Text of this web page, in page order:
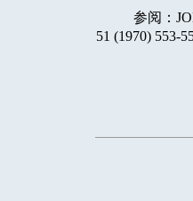
参阅：
51 (1970) 553-